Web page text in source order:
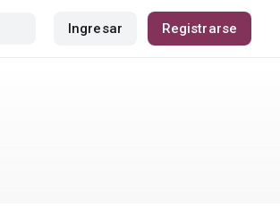
Ingresar Registrarse